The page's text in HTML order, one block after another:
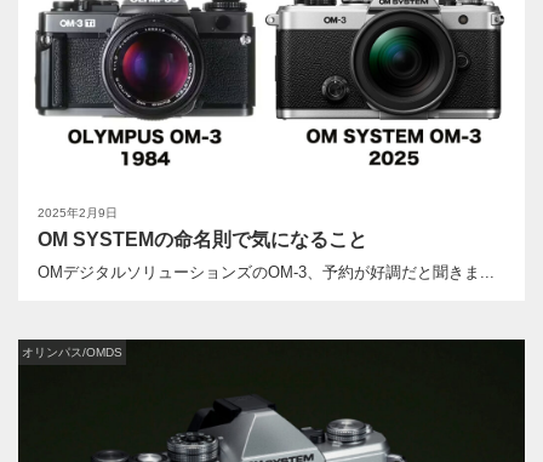
2025年2月9日
OM SYSTEMの命名則で気になること
OMデジタルソリューションズのOM-3、予約が好調だと聞きま...
オリンパス/OMDS